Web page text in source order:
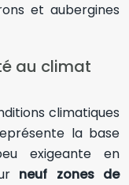
et aubergines
au climat
climatiques
la base
exigeante en
neuf zones de